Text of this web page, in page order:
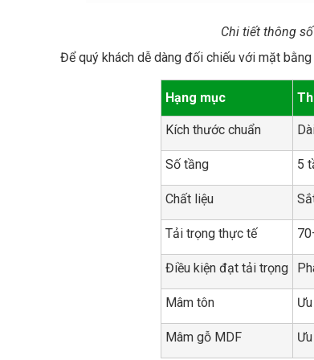
Chi tiết thông
Để quý khách dễ dàng đối chiếu với mặt
Hạng mục
Kích thước chuẩn
Số tầng 5
Chất liệu
Tải trọng thực tế
Điều kiện đạt tải trọng
Mâm tôn
Mâm gỗ MDF